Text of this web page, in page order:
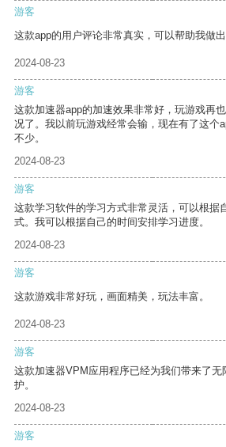
游客
这款app的用户评论非常真实，可以帮助我做出
2024-08-23
游客
这款加速器app的加速效果非常好，玩游戏再
况了。我以前玩游戏经常会输，现在有了这个
不少。
2024-08-23
游客
这款学习软件的学习方式非常灵活，可以根据
式。我可以根据自己的时间安排学习进度。
2024-08-23
游客
这款游戏非常好玩，画面精美，玩法丰富。
2024-08-23
游客
这款加速器VPM应用程序已经为我们带来了
护。
2024-08-23
游客